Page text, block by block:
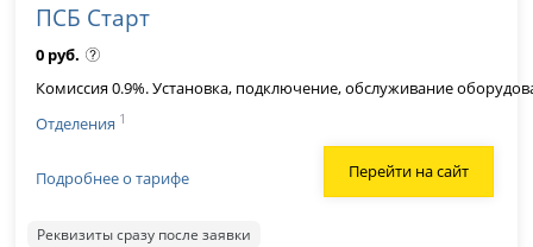
ПСБ Старт
0 руб.
Комиссия 0.9%. Установка, подключение, обслуживание
Отделения 1
Подробнее о тарифе Перейти на сайт
Реквизиты сразу после заявки